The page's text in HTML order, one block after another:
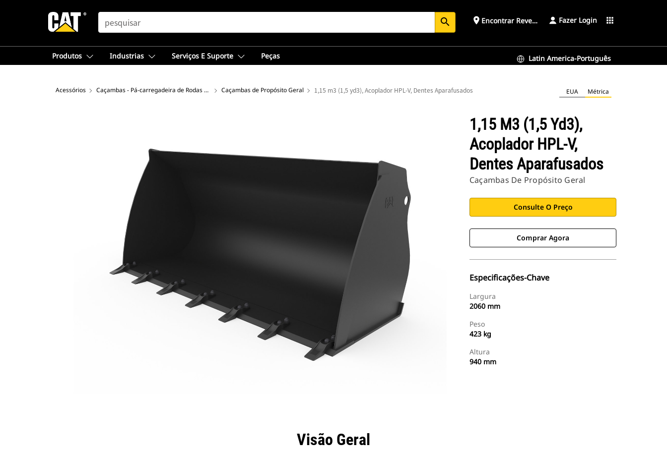
SEARCH search place Encontrar Revendedor Fazer Login apps
Produtos Industrias Serviços E Suporte Peças Latin America-Português
Acessórios Caçambas - Pá-carregadeira de Rodas Compacta Caçambas de Propósito Geral 1,15 m3 (1,5 yd3), Acoplador HPL-V, Dentes Aparafusados EUA Métrica
1,15 M3 (1,5 Yd3),
Acoplador HPL-V,
Dentes Aparafusados
Caçambas De Propósito Geral
Consulte O Preço
Comprar Agora
Especificações-Chave
Largura
2060 mm
Peso
423 kg
Altura
940 mm
Visão Geral